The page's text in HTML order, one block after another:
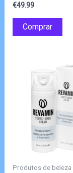
Avaliação
de 5
€49.99
Comprar
Produtos de beleza